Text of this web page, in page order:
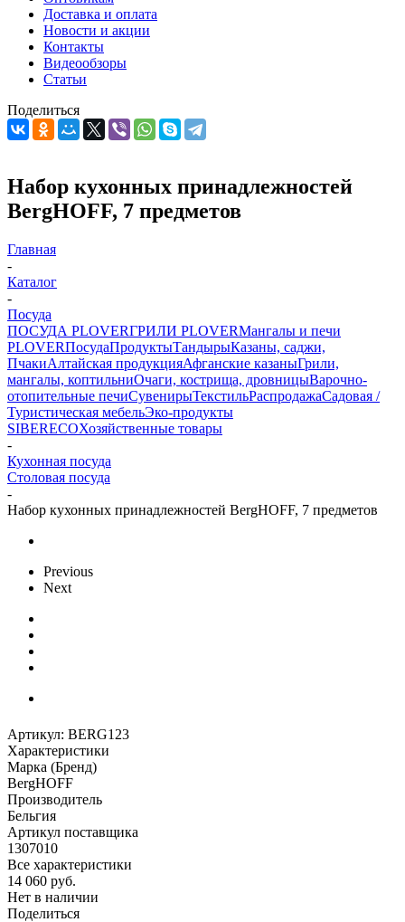
Доставка и оплата
Новости и акции
Контакты
Видеообзоры
Статьи
Поделиться
Набор кухонных принадлежностей
BergHOFF, 7 предметов
Главная
-
Каталог
-
Посуда
ПОСУДА PLOVERГРИЛИ PLOVERМангалы и печи
PLOVERПосудаПродуктыТандырыКазаны, саджи,
ПчакиАлтайская продукцияАфганские казаныГрили,
мангалы, коптильниОчаги, кострища, дровницыВарочно-
отопительные печиСувенирыТекстильРаспродажаСадовая /
Туристическая мебельЭко-продукты
SIBERECOХозяйственные товары
-
Кухонная посуда
Столовая посуда
-
Набор кухонных принадлежностей BergHOFF, 7 предметов
Previous
Next
Артикул: BERG123
Характеристики
Марка (Бренд)
BergHOFF
Производитель
Бельгия
Артикул поставщика
1307010
Все характеристики
14 060 руб.
Нет в наличии
Поделиться